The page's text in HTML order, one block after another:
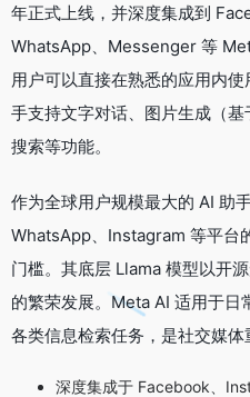
年正式上线，并深度集成到
WhatsApp、Messenger 等
用户可以直接在熟悉的应用内
手支持文字对话、图片生成（
搜索等功能。
作为全球用户规模最大的 AI 助
WhatsApp、Instagram 等平台
门槛。其底层 Llama 模型以开
的繁荣发展。Meta AI 适用于日
各类信息检索任务，是社交媒体
深度集成于 Facebook、